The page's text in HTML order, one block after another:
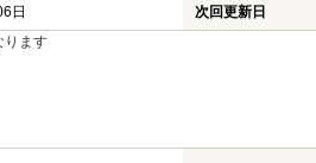
日 次回更新日
ります